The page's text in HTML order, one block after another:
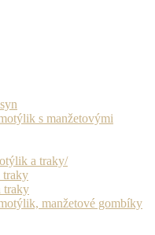
s manžetovými
a traky/
traky
traky
manžetové gombíky